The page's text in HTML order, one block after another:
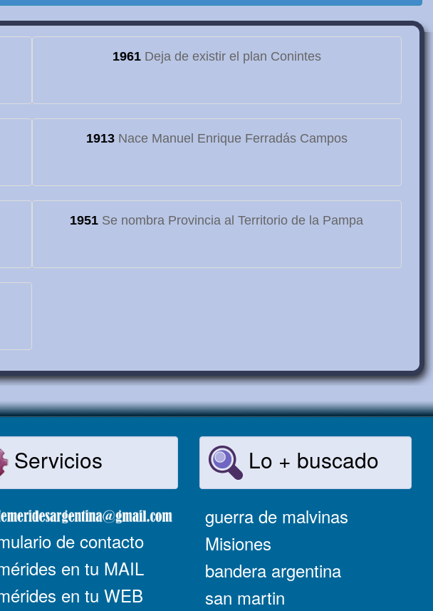
1961Deja de existir el plan Conintes
1913Nace Manuel Enrique Ferradás Campos
1951 Se nombra Provincia al Territorio de la Pampa
Servicios
de contacto
en tu MAIL
en tu WEB
Lo + buscado
guerra de malvinas
Misiones
bandera argentina
san martin